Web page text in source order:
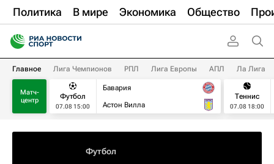
Политика В мире Экономика Общество
Главное Лига Чемпионов РПЛ Лига Европы АПЛ Ла Лига
Матч-
центр
Футбол
07.08 15:00
Бавария
Астон Вилла
Теннис
07.08 18:00
Футбол